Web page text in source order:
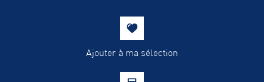
Familles avec 3 enfantsAjouter à ma sélection